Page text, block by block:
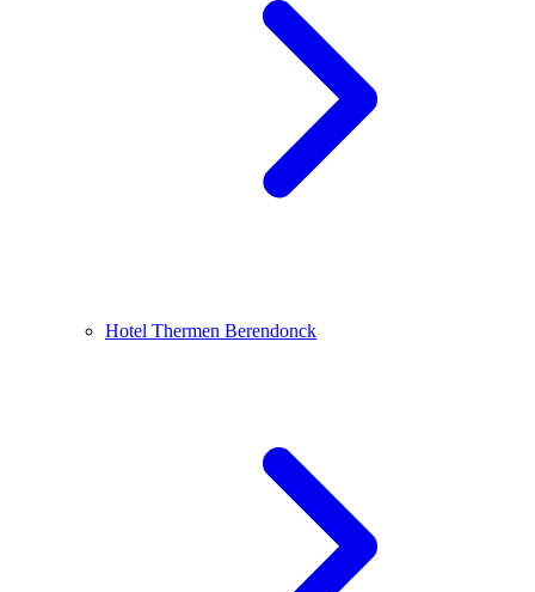
Hotel Thermen Berendonck